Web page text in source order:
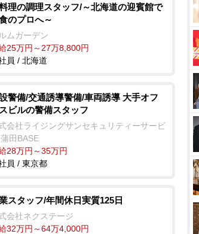
理の調理スタッフ/～北海道の迎賓館で
のプロへ～
ムガーデン
25万円～27万8,800円
員 / 北海道
警備/交通誘導警備/車両誘導 大手オフ
ビルの警備スタッフ
会社ライジングサンセキュリティーサービ
田BASE
28万円～35万円
員 / 東京都
スタッフ/年間休日実質125日
会社ネクステージ
32万円～64万4,000円